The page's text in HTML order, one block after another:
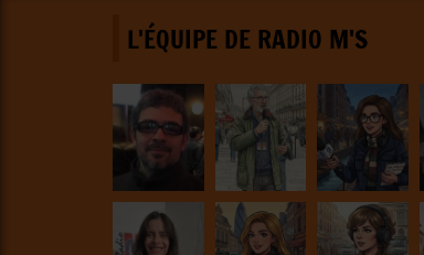
L'ÉQUIPE DE RADIO M'S